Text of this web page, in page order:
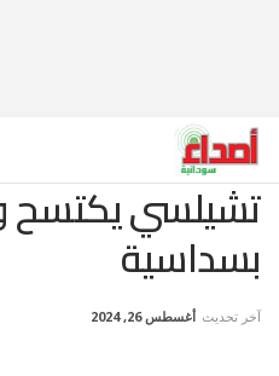
تشيلسي يكتسح
بسداسية
آخر تحديث أغسطس 26, 2024